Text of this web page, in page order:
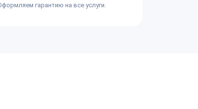
гарантию на все услуги.